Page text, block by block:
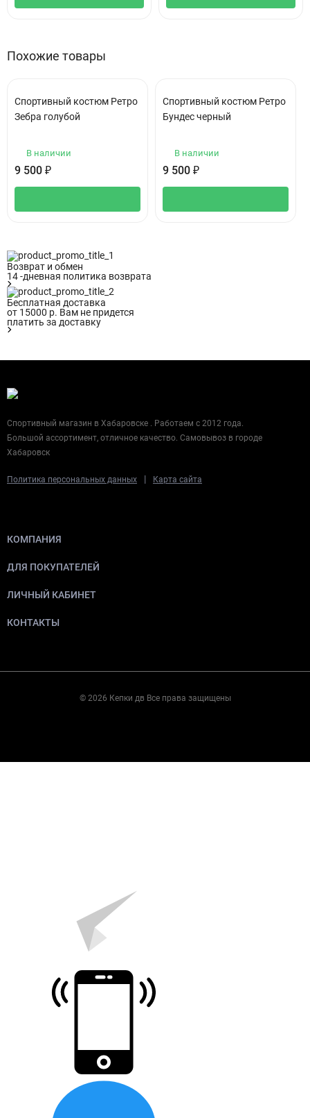
Похожие товары
Спортивный костюм Ретро
Зебра голубой
В наличии
9 500 ₽
Спортивный костюм Ретро
Бундес черный
В наличии
9 500 ₽
Возврат и обмен
14 -дневная политика возврата
Бесплатная доставка
от 15000 р. Вам не придется
платить за доставку
Спортивный магазин в Хабаровске . Работаем с 2012 года.
Большой ассортимент, отличное качество. Самовывоз в городе
Хабаровск
Политика персональных данных | Карта сайта
КОМПАНИЯ
ДЛЯ ПОКУПАТЕЛЕЙ
ЛИЧНЫЙ КАБИНЕТ
КОНТАКТЫ
© 2026 Кепки дв Все права защищены